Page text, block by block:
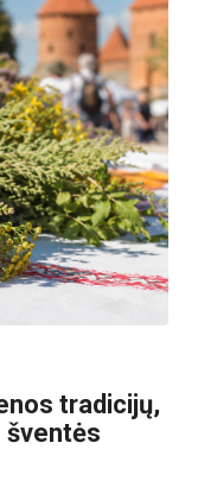
tradicijų,
šventės